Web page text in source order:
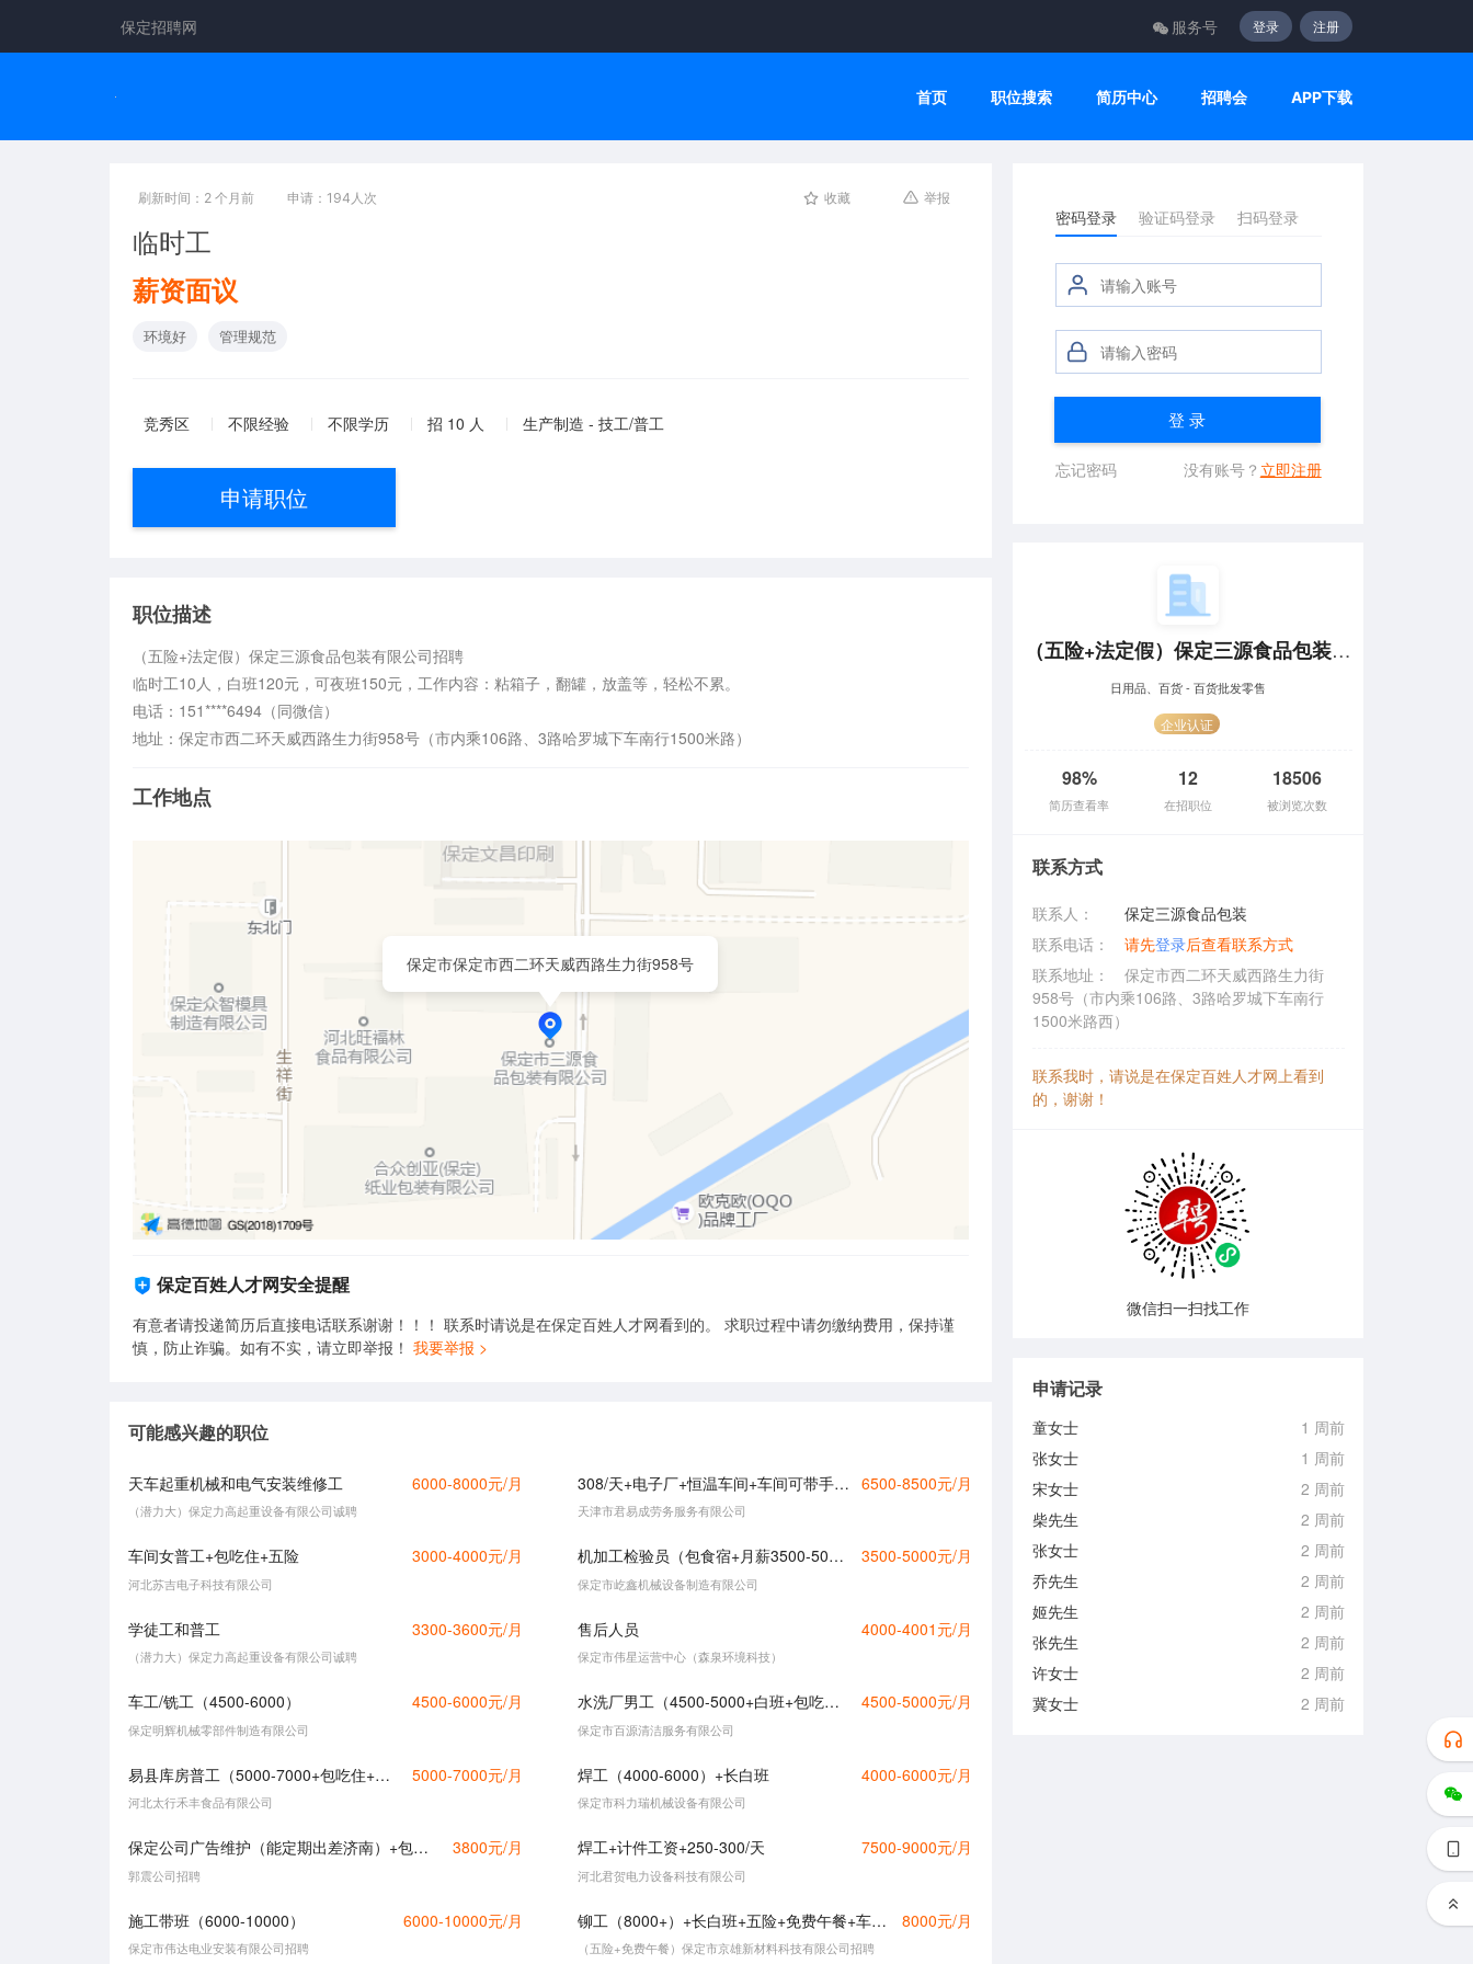
保定招聘网 服务号 登录 注册
首页 职位搜索 简历中心 招聘会 APP下载
刷新时间：2 个月前 申请：194人次 收藏 举报
临时工
薪资面议
环境好 管理规范
竞秀区 不限经验 不限学历 招 10 人 生产制造 - 技工/普工
申请职位
职位描述
（五险+法定假）保定三源食品包装有限公司招聘
临时工10人，白班120元，可夜班150元，工作内容：粘箱子，翻罐，放盖等，轻松不累。
电话：151****6494（同微信）
地址：保定市西二环天威西路生力街958号（市内乘106路、3路哈罗城下车南行1500米路）
工作地点
保定市保定市西二环天威西路生力街958号
保定百姓人才网安全提醒
有意者请投递简历后直接电话联系谢谢！！！ 联系时请说是在保定百姓人才网看到的。 求职过程中请勿缴纳费用，保持谨
慎，防止诈骗。如有不实，请立即举报！ 我要举报 >
可能感兴趣的职位
天车起重机械和电气安装维修工 6000-8000元/月
（潜力大）保定力高起重设备有限公司诚聘
308/天+电子厂+恒温车间+车间可带手机+坐岗+活超级轻松 6500-8500元/月
天津市君易成劳务服务有限公司
车间女普工+包吃住+五险 3000-4000元/月
河北苏吉电子科技有限公司
机加工检验员（包食宿+月薪3500-5000元） 3500-5000元/月
保定市屹鑫机械设备制造有限公司
学徒工和普工 3300-3600元/月
（潜力大）保定力高起重设备有限公司诚聘
售后人员 4000-4001元/月
保定市伟星运营中心（森泉环境科技）
车工/铣工（4500-6000） 4500-6000元/月
保定明辉机械零部件制造有限公司
水洗厂男工（4500-5000+白班+包吃住） 4500-5000元/月
保定市百源清洁服务有限公司
易县库房普工（5000-7000+包吃住+男女均可+55周以下） 5000-7000元/月
河北太行禾丰食品有限公司
焊工（4000-6000）+长白班 4000-6000元/月
保定市科力瑞机械设备有限公司
保定公司广告维护（能定期出差济南）+包食宿+包路费+轻松自由 3800元/月
郭震公司招聘
焊工+计件工资+250-300/天 7500-9000元/月
河北君贺电力设备科技有限公司
施工带班（6000-10000） 6000-10000元/月
保定市伟达电业安装有限公司招聘
铆工（8000+）+长白班+五险+免费午餐+车补+劳保用品+节假日福利 8000元/月
（五险+免费午餐）保定市京雄新材料科技有限公司招聘
密码登录 验证码登录 扫码登录
登 录
忘记密码 没有账号？ 立即注册
（五险+法定假）保定三源食品包装有限公司招聘
日用品、百货 - 百货批发零售
企业认证
98%
简历查看率
12
在招职位
18506
被浏览次数
联系方式
联系人：
保定三源食品包装
联系电话：
请先登录后查看联系方式
联系地址：
保定市西二环天威西路生力街
958号（市内乘106路、3路哈罗城下车南行
1500米路西）
联系我时，请说是在保定百姓人才网上看到
的，谢谢！
微信扫一扫找工作
申请记录
童女士
1 周前
张女士
1 周前
宋女士
2 周前
柴先生
2 周前
张女士
2 周前
乔先生
2 周前
姬先生
2 周前
张先生
2 周前
许女士
2 周前
冀女士
2 周前